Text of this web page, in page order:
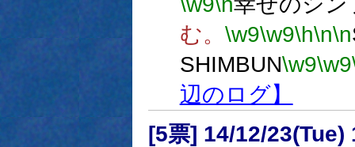
む。 \w9\w9\h\n\n
SHIMBUN\w9\w9
辺のログ】
[5票] 14/12/23(Tue)